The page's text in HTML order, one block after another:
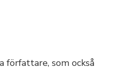
författare, som också